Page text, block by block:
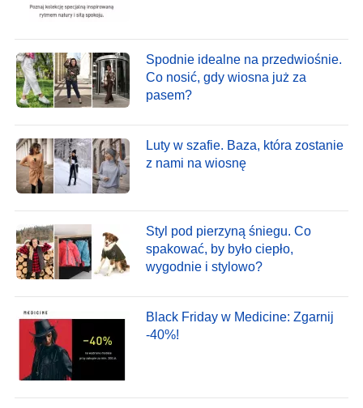
Spodnie idealne na przedwiośnie.
Co nosić, gdy wiosna już za
pasem?
Luty w szafie. Baza, która zostanie
z nami na wiosnę
Styl pod pierzyną śniegu. Co
spakować, by było ciepło,
wygodnie i stylowo?
Black Friday w Medicine: Zgarnij
-40%!